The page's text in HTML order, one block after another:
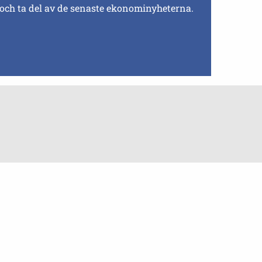
ta del av de senaste ekonominyheterna.